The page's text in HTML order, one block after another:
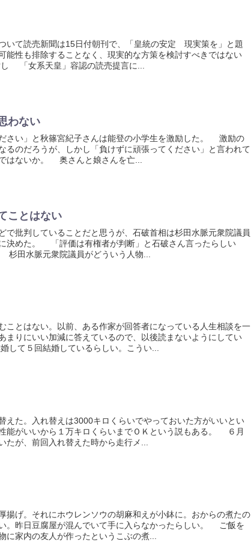
いて読売新聞は15日付朝刊で、「皇統の安定 現実策を」と題
能性も排除することなく、現実的な方策を検討すべきではない
「女系天皇」容認の読売提言に...
わない
ださい」と秋篠宮紀子さんは能登の小学生を激励した。 激励の
るのだろうが、しかし「負けずに頑張ってください」と言われて
はないか。 奥さんと娘さんを亡...
ことはない
批判していることだと思うが、石破首相は杉田水脈元衆院議員
決めた。 「評価は有権者が判断」と石破さん言ったらしい
田水脈元衆院議員がどういう人物...
ことはない。以前、ある作家が回答者になっている人生相談を一
まりにいい加減に答えているので、以後読まないようにしてい
して５回結婚しているらしい。こうい...
えた。入れ替えは3000キロくらいでやっておいた方がいいとい
能がいいから１万キロくらいまでＯＫという説もある。 ６月
たが、前回入れ替えた時から走行メ...
揚げ。それにホウレンソウの胡麻和えが小鉢に。おからの煮たの
。昨日豆腐屋が混んでいて手に入らなかったらしい。 ご飯を
に家内の友人が作ったというこぶの煮...